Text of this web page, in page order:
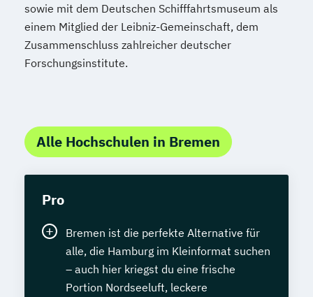
sowie mit dem Deutschen Schifffahrtsmuseum als
einem Mitglied der Leibniz-Gemeinschaft, dem
Zusammenschluss zahlreicher deutscher
Forschungsinstitute.
Alle Hochschulen in Bremen
Pro
Bremen ist die perfekte Alternative für
alle, die Hamburg im Kleinformat suchen
– auch hier kriegst du eine frische
Portion Nordseeluft, leckere